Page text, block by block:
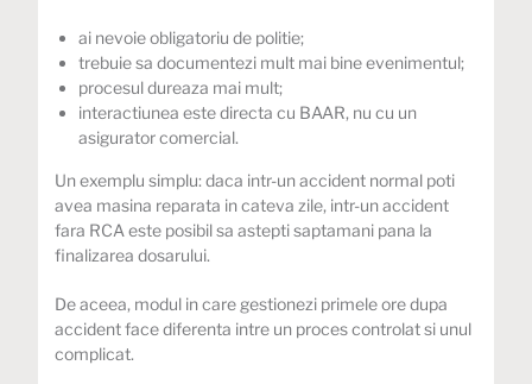
ai nevoie obligatoriu de politie;
trebuie sa documentezi mult mai bine evenimentul;
procesul dureaza mai mult;
interactiunea este directa cu BAAR, nu cu un
asigurator comercial.
Un exemplu simplu: daca intr-un accident normal poti
avea masina reparata in cateva zile, intr-un accident
fara RCA este posibil sa astepti saptamani pana la
finalizarea dosarului.
De aceea, modul in care gestionezi primele ore dupa
accident face diferenta intre un proces controlat si unul
complicat.